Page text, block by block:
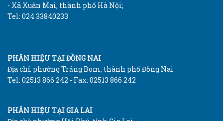
- Xã Xuân Mai, thành phố Hà Nội;
Tel: 024 33840233
PHÂN HIỆU TẠI ĐỒNG NAI
Địa chỉ: phường Trảng Bom, thành phố Đồng Nai
Tel: 02513 866 242 - Fax: 02513 866 242
PHÂN HIỆU TẠI GIA LAI